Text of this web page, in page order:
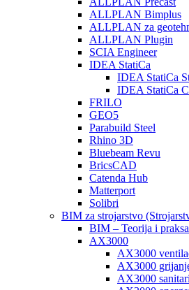
ALLPLAN Bimplus
ALLPLAN za
ALLPLAN Plugin
SCIA Engineer
IDEA StatiCa
IDEA StatiCa
IDEA StatiCa
FRILO
GEO5
Parabuild Steel
Rhino 3D
Bluebeam Revu
BricsCAD
Catenda Hub
Matterport
Solibri
BIM za strojarstvo
BIM – Teorija i praksa
AX3000
AX3000
AX3000
AX3000